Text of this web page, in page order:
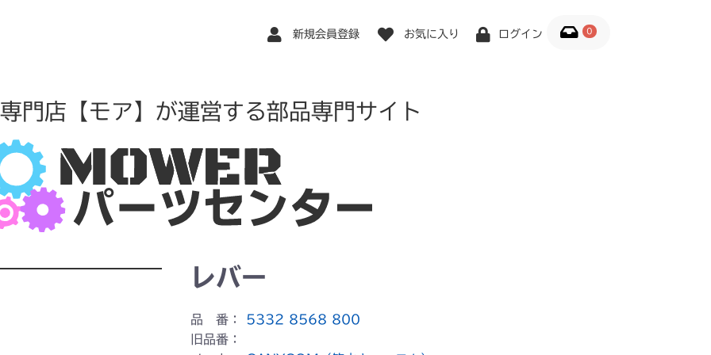
新規会員登録 お気に入り ログイン 0
門店【モア】が運営する部品専門サイト
レバー
品 番：
5332 8568 800
旧品番：